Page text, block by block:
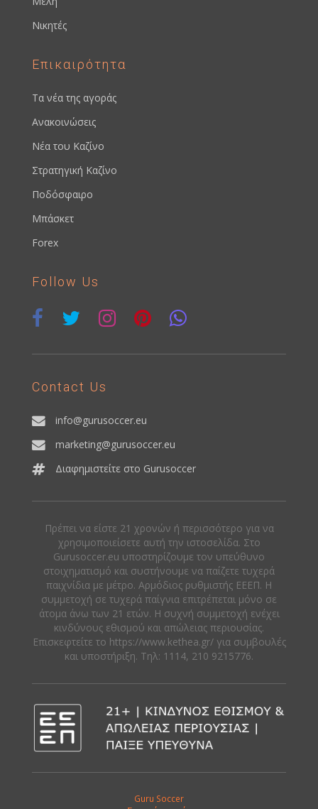
Νικητές
Επικαιρότητα
Τα νέα της αγοράς
Ανακοινώσεις
Νέα του Καζίνο
Στρατηγική Καζίνο
Ποδόσφαιρο
Μπάσκετ
Forex
Follow Us
Contact Us
info@gurusoccer.eu
marketing@gurusoccer.eu
Διαφημιστείτε στο Gurusoccer
Πρέπει να είστε 21 χρονών ή περισσότερο για να
χρησιμοποιείσετε αυτή την ιστοσελίδα. Στο
Gurusoccer.eu υποστηρίζουμε τον υπεύθυνο
στοιχηματισμό και συστήνουμε να παίζετε τυχερά
παιχνίδια με μέτρο. Αρμόδιος ρυθμιστής ΕΕΕΠ. Η
συμμετοχή σε τυχερά παίγνια επιτρέπεται μόνο σε
άτομα άνω των 21 ετών. Η συχνή συμμετοχή ενέχει
κινδύνους εθισμού και απώλειας περιουσίας.
Eπισκεφτείτε το https://www.kethea.gr/ για συμβουλές
και υποστήριξη. Tηλ: 1114, 210 9215776.
Guru Soccer